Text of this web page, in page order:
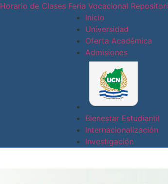
Horario de Clases Feria Vocacional
Inicio
Universidad
Oferta Académica
Admisiones
Bienestar Estudiantil
Internacionalización
Investigación